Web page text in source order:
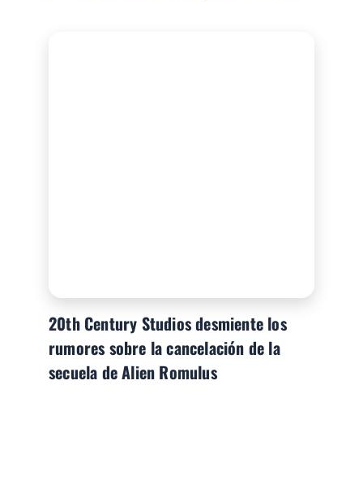
20th Century Studios desmiente los
rumores sobre la cancelación de la
secuela de Alien Romulus